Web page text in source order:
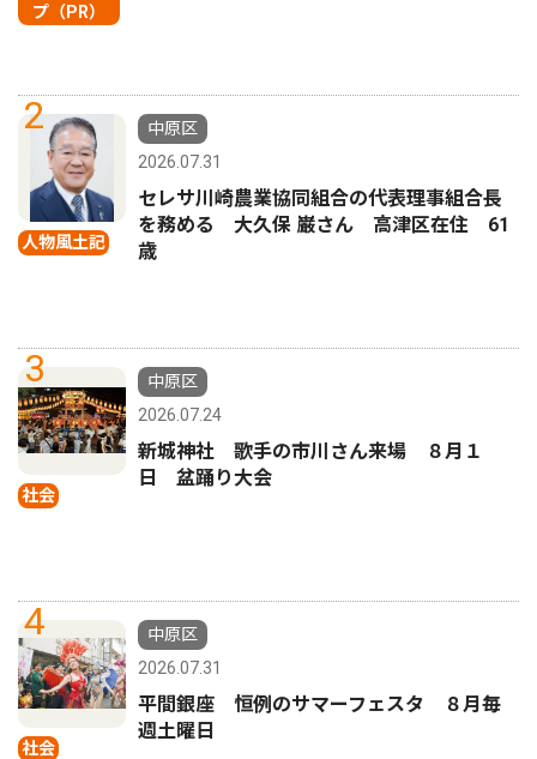
プ（PR）
2
人物風土記
中原区
2026.07.31
セレサ川崎農業協同組合の代表理事組合長
を務める 大久保 巌さん 高津区在住 61
歳
3
社会
中原区
2026.07.24
新城神社 歌手の市川さん来場 ８月１
日 盆踊り大会
4
社会
中原区
2026.07.31
平間銀座 恒例のサマーフェスタ ８月毎
週土曜日